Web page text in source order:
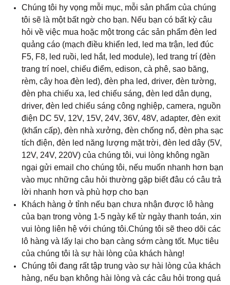
Chúng tôi hy vọng mỗi mục, mỗi sản phẩm của chúng
tôi sẽ là một bất ngờ cho bạn. Nếu bạn có bất kỳ câu
hỏi về việc mua hoặc một trong các sản phẩm đèn led
quảng cáo (mạch điều khiển led, led ma trận, led đúc
F5, F8, led ruồi, led hắt, led module), led trang trí (đèn
trang trí noel, chiếu điểm, edison, cà phê, sao băng,
rèm, cây hoa đèn led), đèn pha led, driver, đèn tường,
đèn pha chiếu xa, led chiếu sáng, đèn led dân dụng,
driver, đèn led chiếu sáng công nghiệp, camera, nguồn
điện DC 5V, 12V, 15V, 24V, 36V, 48V, adapter, đèn exit
(khẩn cấp), đèn nhà xưởng, đèn chống nổ, đèn pha sạc
tích điện, đèn led năng lượng mặt trời, đèn led dây (5V,
12V, 24V, 220V) của chúng tôi, vui lòng không ngần
ngại gửi email cho chúng tôi, nếu muốn nhanh hơn bạn
vào mục những câu hỏi thường gặp biết đâu có câu trả
lời nhanh hơn và phù hợp cho bạn
Khách hàng ở tỉnh nếu bạn chưa nhận được lô hàng
của bạn trong vòng 1-5 ngày kể từ ngày thanh toán, xin
vui lòng liên hệ với chúng tôi.Chúng tôi sẽ theo dõi các
lô hàng và lấy lại cho bạn càng sớm càng tốt. Mục tiêu
của chúng tôi là sự hài lòng của khách hàng!
Chúng tôi đang rất tập trung vào sự hài lòng của khách
hàng, nếu bạn không hài lòng và các câu hỏi trong quá